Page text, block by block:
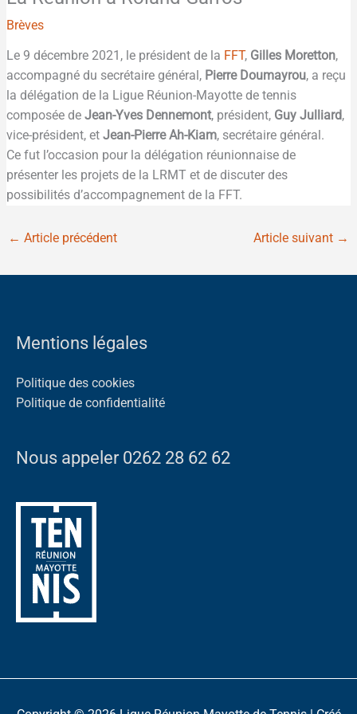
Brèves
Le 9 décembre 2021, le président de la FFT, Gilles Moretton,
accompagné du secrétaire général, Pierre Doumayrou, a reçu
la délégation de la Ligue Réunion-Mayotte de tennis
composée de Jean-Yves Dennemont, président, Guy Julliard,
vice-président, etJean-Pierre Ah-Kiam, secrétaire général.
Ce fut l’occasion pour la délégation réunionnaise de
présenter les projets de la LRMT et de discuter des
possibilités d’accompagnement de la FFT.
← Article précédent Article suivant →
Mentions légales
Politique des cookies
Politique de confidentialité
Nous appeler 0262 28 62 62